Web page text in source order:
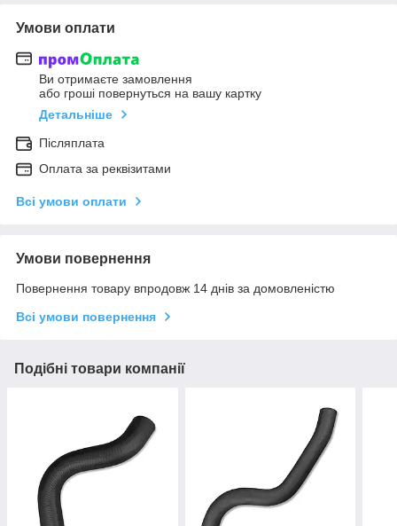
Умови оплати
Ви отримаєте замовлення
або гроші повернуться на вашу картку
Детальніше
Післяплата
Оплата за реквізитами
Всі умови оплати
Умови повернення
Повернення товару впродовж 14 днів за домовленістю
Всі умови повернення
Подібні товари компанії